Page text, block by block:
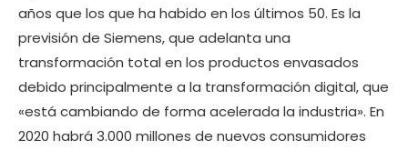
años que los que ha habido en los últimos 50. Es la
previsión de Siemens, que adelanta una
transformación total en los productos envasados
debido principalmente a la transformación digital, que
«está cambiando de forma acelerada la industria». En
2020 habrá 3.000 millones de nuevos consumidores